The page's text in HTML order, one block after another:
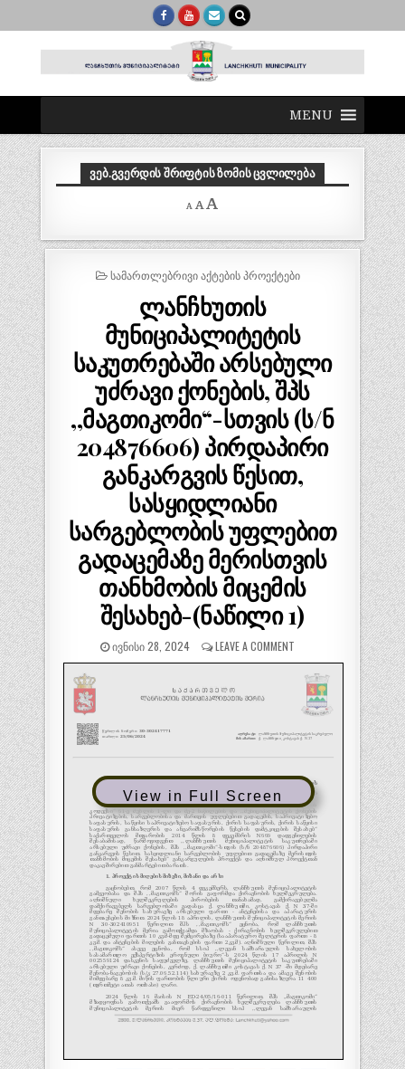
MENU
ᲕᲔᲑ.ᲒᲕᲔᲠᲓᲘᲡ ᲨᲠᲘᲤᲢᲘᲡ ᲖᲝᲛᲘᲡ ᲪᲕᲚᲘᲚᲔᲑᲐ
A
Decrease
font
A Reset
A
size.
POSTED
ᲡᲐᲛᲐᲠᲗᲚᲔᲑᲠᲘᲕᲘ ᲐᲥᲢᲔᲑᲘᲡ ᲞᲠᲝᲔᲥᲢᲔᲑᲘ
ლანჩხუთის
მუნიციპალიტეტის
საკუთრებაში არსებული
უძრავი ქონების, შპს
,,მაგთიკომი“-სთვის (ს/ნ
204876606) პირდაპირი
განკარგვის წესით,
სასყიდლიანი
სარგებლობის უფლებით
გადაცემაზე მერისთვის
თანხმობის მიცემის
შესახებ-(ნაწილი 1)
ᲘᲕᲜᲘᲡᲘ 28, 2024 LEAVE A COMMENT
View in Full Screen